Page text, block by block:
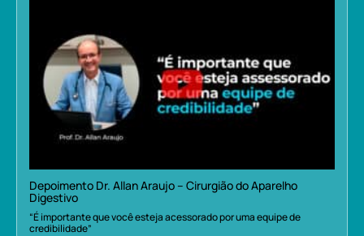
Depoimento Dr. Allan Araujo – Cirurgião do Aparelho
Digestivo
“É importante que você esteja acessorado por uma equipe de
credibilidade”